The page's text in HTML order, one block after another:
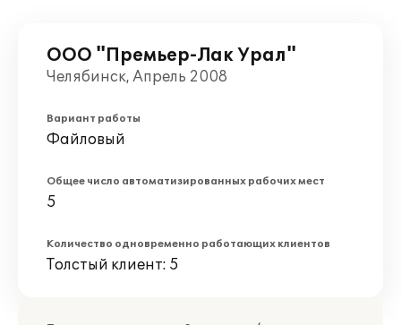
ООО "Премьер-Лак Урал"
Челябинск, Апрель 2008
Вариант работы
Файловый
Общее число автоматизированных рабочих мест
5
Количество одновременно работающих клиентов
Толстый клиент: 5